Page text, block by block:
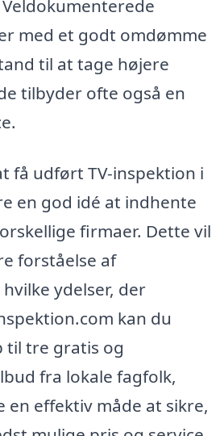
med et godt omdømme
til at tage højere
tilbyder ofte også en
få udført TV-inspektion i
en god idé at indhente
firmaer. Dette vil
forståelse af
ydelser, der
kan du
til tre gratis og
fra lokale fagfolk,
effektiv måde at sikre,